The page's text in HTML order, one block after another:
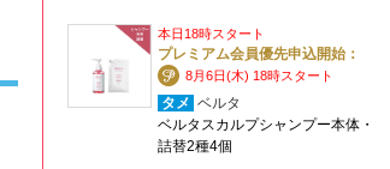
本日18時スタート
プレミアム会員優先申込開始：
8月6日(木) 18時スタート
タメ ベルタ
ベルタスカルプシャンプー本体・
詰替2種4個